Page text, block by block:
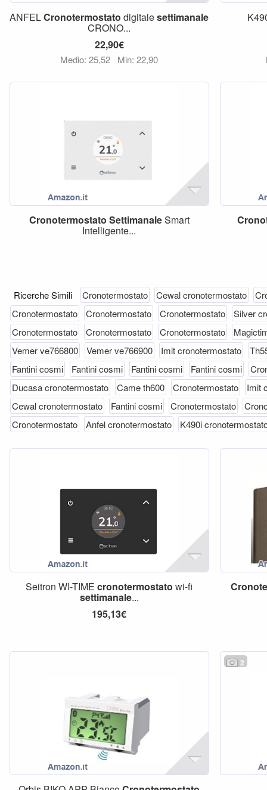
ANFELCronotermostato digitalesettimanale
CRONO...
22,90€
Medio: 25,52 Min: 22,90
Cronotermostato SettimanaleSmart
Intelligente...
Ricerche Simili Cronotermostato Cewal cronotermostato
Cronotermostato
Cronotermostato Cronotermostato
Silver
Cronotermostato
Cronotermostato Cronotermostato
Vemer ve766800
Vemer ve766900 Imit cronotermostato
Fantini cosmi
Fantini cosmi Fantini cosmi Fantini cosmi
Ducasa cronotermostato
Came th600 Cronotermostato
Imit
Cewal cronotermostato
Fantini cosmi Cronotermostato
Cronotermostato
Anfel cronotermostato K490i
Seitron WI-TIMEcronotermostato wi-fi
settimanale...
195,13€
2